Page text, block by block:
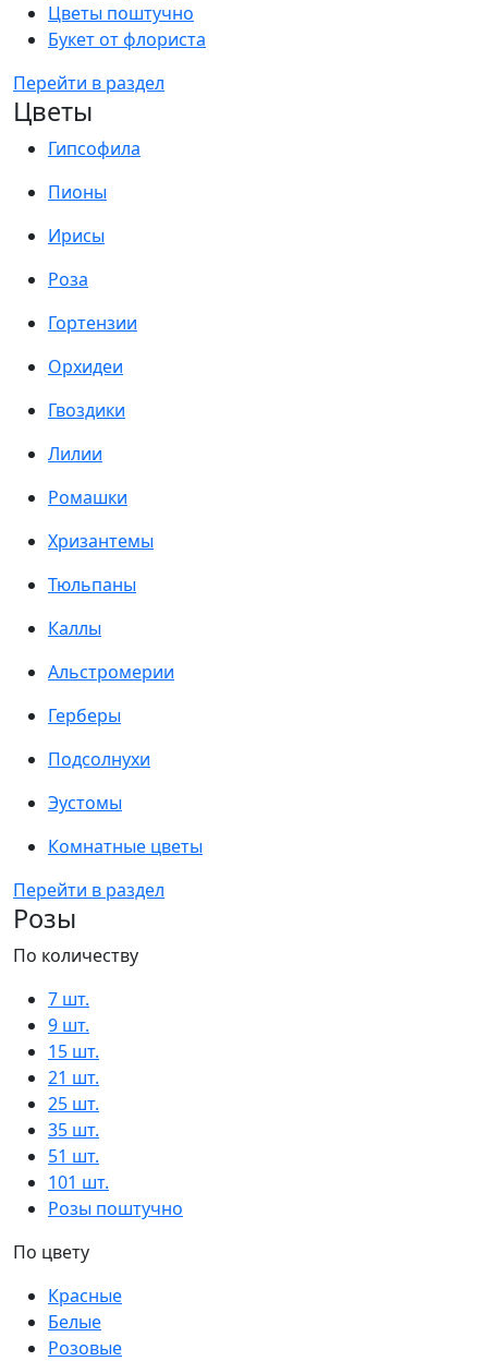
Цветы поштучно
Букет от флориста
Перейти в раздел
Цветы
Гипсофила
Пионы
Ирисы
Роза
Гортензии
Орхидеи
Гвоздики
Лилии
Ромашки
Хризантемы
Тюльпаны
Каллы
Альстромерии
Герберы
Подсолнухи
Эустомы
Комнатные цветы
Перейти в раздел
Розы
По количеству
7 шт.
9 шт.
15 шт.
21 шт.
25 шт.
35 шт.
51 шт.
101 шт.
Розы поштучно
По цвету
Красные
Белые
Розовые